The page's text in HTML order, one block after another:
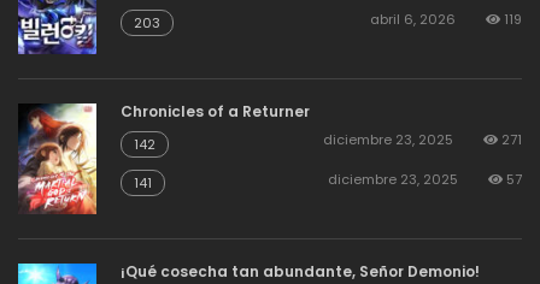
203 abril 6, 2026 119
Chronicles of a Returner
142 diciembre 23, 2025 271
141 diciembre 23, 2025 57
¡Qué cosecha tan abundante, Señor Demonio!